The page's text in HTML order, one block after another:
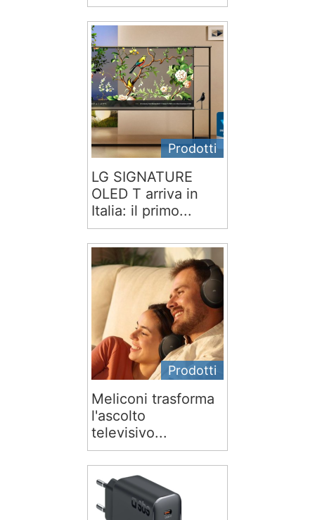
Prodotti
LG SIGNATURE
OLED T arriva in
Italia: il primo...
Prodotti
Meliconi trasforma
l'ascolto
televisivo...